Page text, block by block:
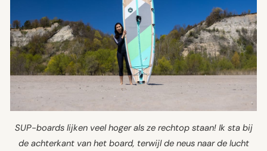
SUP-boards lijken veel hoger als ze rechtop staan! Ik sta bij
de achterkant van het board, terwijl de neus naar de lucht